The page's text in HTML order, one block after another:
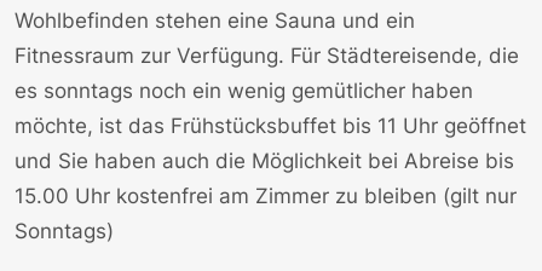
Wohlbefinden stehen eine Sauna und ein
Fitnessraum zur Verfügung. Für Städtereisende, die
es sonntags noch ein wenig gemütlicher haben
möchte, ist das Frühstücksbuffet bis 11 Uhr geöffnet
und Sie haben auch die Möglichkeit bei Abreise bis
15.00 Uhr kostenfrei am Zimmer zu bleiben (gilt nur
Sonntags)